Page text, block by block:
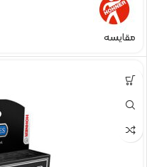
مقایسه